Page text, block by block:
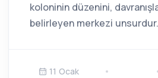
koloninin düzenini,
belirleyen merkezi
11 Ocak